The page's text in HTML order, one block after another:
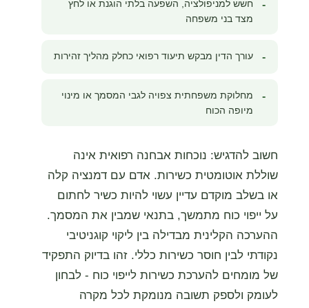
חשש למניפולציה, השפעה בלתי הוגנת או לחץ
מצד בני משפחה
עורך הדין מבקש תיעוד רפואי כחלק מהליך זהירות
מחלוקת משפחתית צפויה לגבי המסמך או מינוי
מיופה הכוח
חשוב להדגיש: נוכחות אבחנה רפואית אינה
שוללת אוטומטית כשירות. אדם עם דמנציה קלה
או בשלב מוקדם עדיין עשוי להיות כשיר לחתום
על ייפוי כוח מתמשך, בתנאי שמבין את המסמך.
ההערכה הקלינית מבדילה בין ליקוי קוגניטיבי
נקודתי לבין חוסר כשירות כללי. זהו בדיוק התפקיד
של מומחים להערכת כשירות לייפוי כוח - לבחון
לעומק ולספק תשובה מנומקת לכל מקרה